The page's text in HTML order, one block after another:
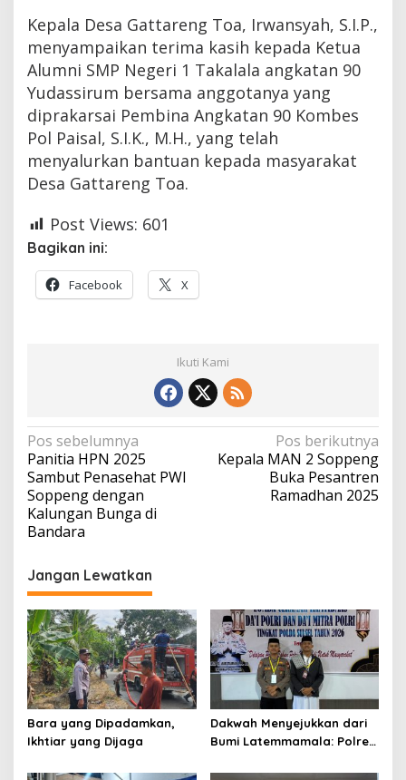
Kepala Desa Gattareng Toa, Irwansyah, S.I.P.,
menyampaikan terima kasih kepada Ketua
Alumni SMP Negeri 1 Takalala angkatan 90
Yudassirum bersama anggotanya yang
diprakarsai Pembina Angkatan 90 Kombes
Pol Paisal, S.I.K., M.H., yang telah
menyalurkan bantuan kepada masyarakat
Desa Gattareng Toa.
Post Views: 601
Bagikan ini:
Facebook X
Ikuti Kami
Navigasi
pos
Pos sebelumnya
Panitia HPN 2025
Sambut Penasehat PWI
Soppeng dengan
Kalungan Bunga di
Bandara
Pos berikutnya
Kepala MAN 2 Soppeng
Buka Pesantren
Ramadhan 2025
Jangan Lewatkan
Bara yang Dipadamkan,
Ikhtiar yang Dijaga
Dakwah Menyejukkan dari
Bumi Latemmamala: Polres